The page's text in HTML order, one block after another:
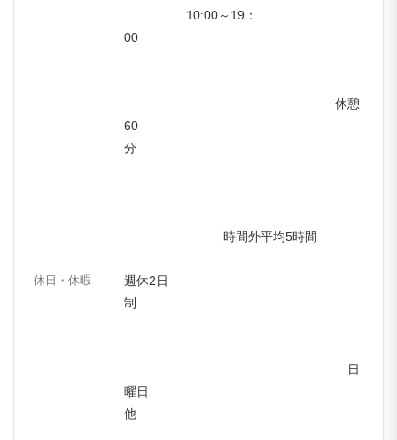
10:00～19：
00
休憩
60
分
時間外平均5時間
休日・休暇
週休2日
制
日
曜日
他